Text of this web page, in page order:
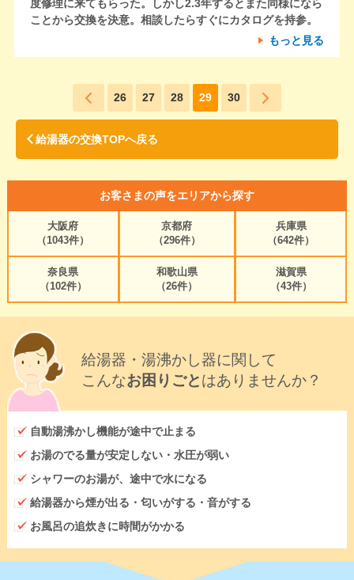
度修理に来てもらった。しかし2.3年するとまた同様になら
ことから交換を決意。相談したらすぐにカタログを持参。
もっと見る
26 27 28 29 30
給湯器の交換TOPへ戻る
お客さまの声をエリアから探す
大阪府
（1043件）
京都府
（296件）
兵庫県
（642件）
奈良県
（102件）
和歌山県
（26件）
滋賀県
（43件）
給湯器・湯沸かし器に関して
こんなお困りごとはありませんか？
自動湯沸かし機能が途中で止まる
お湯のでる量が安定しない・水圧が弱い
シャワーのお湯が、途中で水になる
給湯器から煙が出る・匂いがする・音がする
お風呂の追炊きに時間がかかる